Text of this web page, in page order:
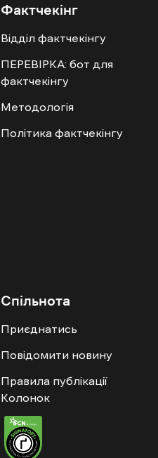
Фактчекінг
Відділ фактчекінгу
ПЕРЕВІРКА: бот для
фактчекінгу
Методологія
Політика фактчекінгу
Спільнота
Приєднатись
Повідомити новину
Правила публікації
Колонок